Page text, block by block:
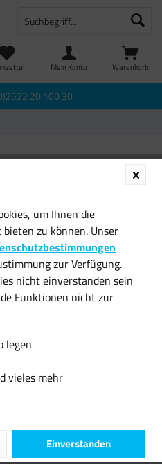
Warenkorb
Mein Konto
20 100 30
um Ihnen die
zu können. Unser
zur Verfügung.
nicht einverstanden sein
Funktionen nicht zur
legen
vieles mehr
Einverstanden